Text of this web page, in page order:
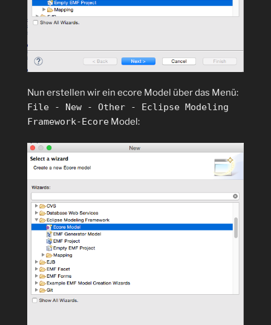
Nun erstellen wir ein ecore Model über das Menü:
File - New - Other - Eclipse Modeling
Framework-Ecore Model: